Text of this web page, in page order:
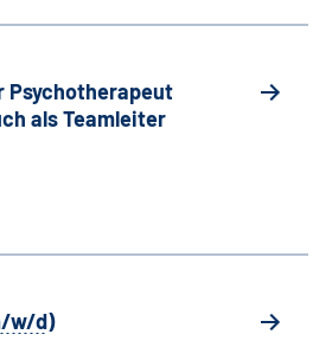
Psychotherapeut
alsTeamleiter
w/d)